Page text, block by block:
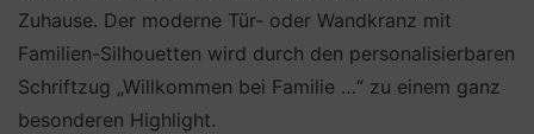
Zuhause. Der moderne Tür- oder Wandkranz mit
Familien-Silhouetten wird durch den personalisierbaren
Schriftzug „Willkommen bei Familie …“ zu einem ganz
besonderen Highlight.